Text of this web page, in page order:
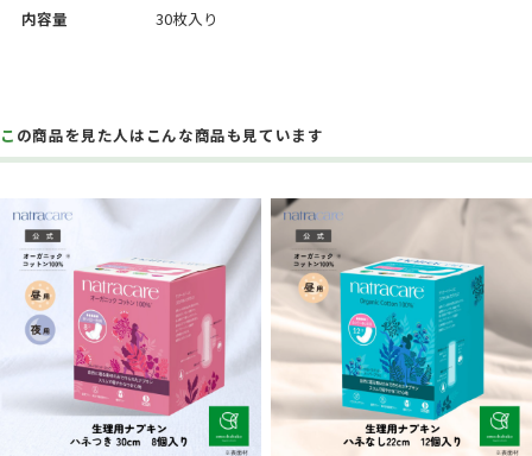
内容量
30枚入り
この商品を見た人はこんな商品も見ています